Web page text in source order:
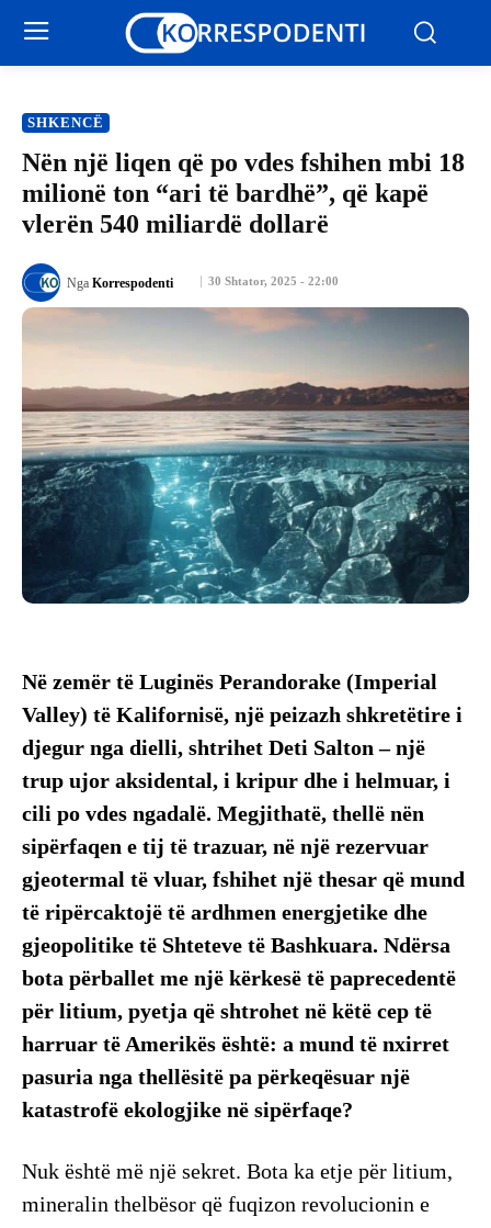
SHKENCË
Nën një liqen që po vdes fshihen mbi 18
milionë ton “ari të bardhë”, që kapë
vlerën 540 miliardë dollarë
30 Shtator, 2025 - 22:00
Nga Korrespodenti
Në zemër të Luginës Perandorake (Imperial
Valley) të Kalifornisë, një peizazh shkretëtire i
djegur nga dielli, shtrihet Deti Salton – një
trup ujor aksidental, i kripur dhe i helmuar, i
cili po vdes ngadalë. Megjithatë, thellë nën
sipërfaqen e tij të trazuar, në një rezervuar
gjeotermal të vluar, fshihet një thesar që mund
të ripërcaktojë të ardhmen energjetike dhe
gjeopolitike të Shteteve të Bashkuara. Ndërsa
bota përballet me një kërkesë të paprecedentë
për litium, pyetja që shtrohet në këtë cep të
harruar të Amerikës është: a mund të nxirret
pasuria nga thellësitë pa përkeqësuar një
katastrofë ekologjike në sipërfaqe?
Nuk është më një sekret. Bota ka etje për litium,
mineralin thelbësor që fuqizon revolucionin e